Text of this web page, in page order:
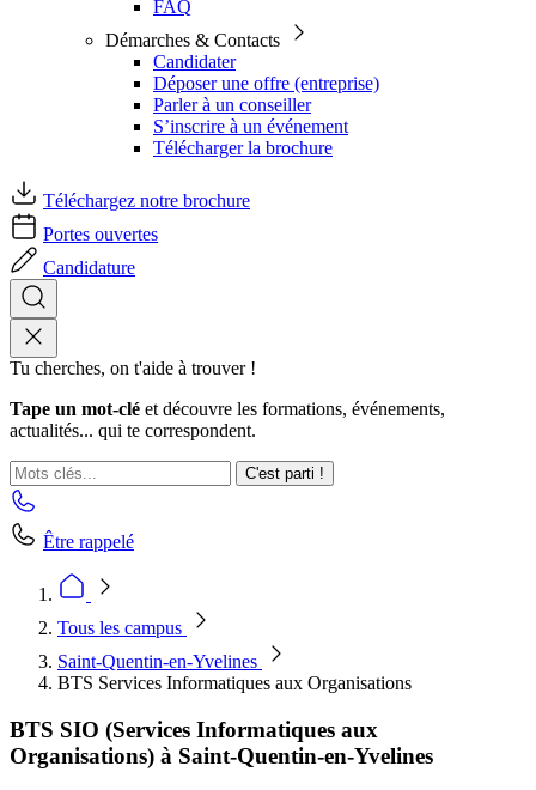
FAQ
Démarches & Contacts
Candidater
Déposer une offre (entreprise)
Parler à un conseiller
S’inscrire à un événement
Télécharger la brochure
Téléchargez notre brochure
Portes ouvertes
Candidature
Tu cherches, on t'aide à trouver !
Tape un mot-clé et découvre les formations, événements,
actualités... qui te correspondent.
C'est parti !
Être rappelé
Tous les campus
Saint-Quentin-en-Yvelines
BTS Services Informatiques aux Organisations
BTS SIO (Services Informatiques aux
Organisations) à Saint-Quentin-en-Yvelines